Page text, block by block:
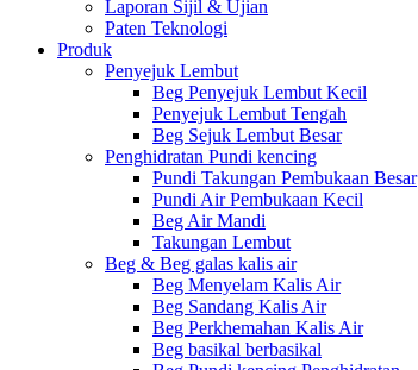
Laporan Sijil & Ujian
Paten Teknologi
Produk
Penyejuk Lembut
Beg Penyejuk Lembut Kecil
Penyejuk Lembut Tengah
Beg Sejuk Lembut Besar
Penghidratan Pundi kencing
Pundi Takungan Pembukaan Besar
Pundi Air Pembukaan Kecil
Beg Air Mandi
Takungan Lembut
Beg & Beg galas kalis air
Beg Menyelam Kalis Air
Beg Sandang Kalis Air
Beg Perkhemahan Kalis Air
Beg basikal berbasikal